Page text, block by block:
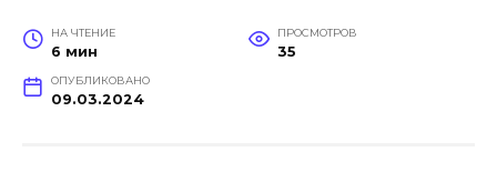
НА ЧТЕНИЕ
6 мин
ПРОСМОТРОВ
35
ОПУБЛИКОВАНО
09.03.2024